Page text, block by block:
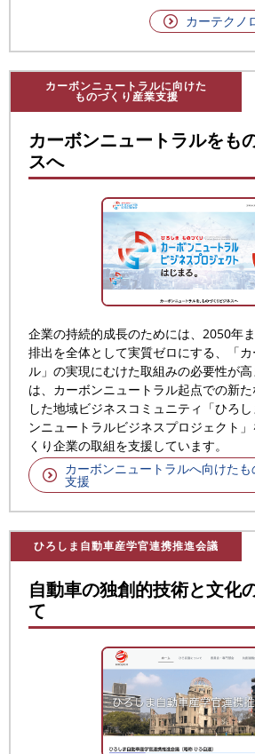
カーテクノ
カーボンニュートラルに向けた
ものづくり産業支援
カーボンニュートラルをも
スへ
企業の持続的成長のためには、2050年
排出を全体として実質ゼロにする、「
ル」の実現にむけた取組みの必要性が
は、カーボンニュートラル起点での新
した地域ビジネスコミュニティ「ひろ
ンニュートラルビジネスプロジェクト
くり企業の取組を支援しています。
カーボンニュートラルへ向けた
支援
ひろしま自動車産学官連携推進会議
自動車の独創的技術と文化
て